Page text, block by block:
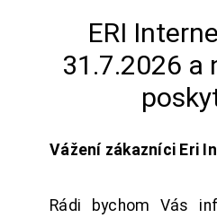
ERI
31.7.2026 a
Vážení zákazníci Eri
Rádi bychom Vás